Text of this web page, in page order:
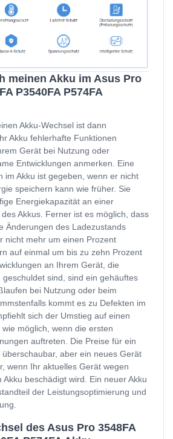
meinen Akku im Asus Pro
P3540FA P574FA
Akku-Wechsel ist dann
Akku fehlerhafte Funktionen
Gerät bei Nutzung oder
Entwicklungen anmerken. Eine
im Akku ist gegeben, wenn er nicht
speichern kann wie früher. Sie
Energiekapazität an einer
Akkus. Ferner ist es möglich, dass
Änderungen des Ladezustands
nicht mehr um einen Prozent
auf einmal um bis zu zehn Prozent
an Ihrem Gerät, die
geschuldet sind, sind ein gehäuftes
bei Nutzung oder beim
kommt es zu Defekten im
sich der Umstieg auf einen
möglich, wenn die ersten
auftreten. Die Preise für ein
aber ein neues Gerät
wenn Ihr aktuelles Gerät wegen
Akku beschädigt wird. Ein neuer Akku
der Leistungsoptimierung und
des Asus Pro 3548FA